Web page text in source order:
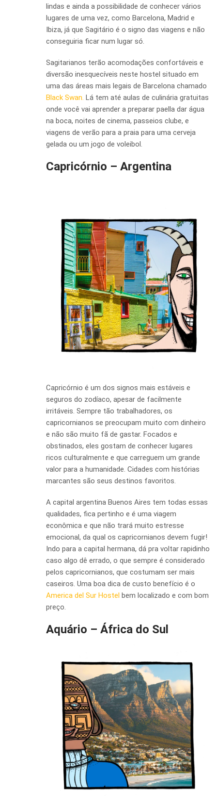
lindas e ainda a possibilidade de conhecer vários
lugares de uma vez, como Barcelona, Madrid e
Ibiza, já que Sagitário é o signo das viagens e não
conseguiria ficar num lugar só.
Sagitarianos terão acomodações confortáveis e
diversão inesquecíveis neste hostel situado em
uma das áreas mais legais de Barcelona chamado
Black Swan. Lá tem até aulas de culinária gratuitas
onde você vai aprender a preparar paella dar água
na boca, noites de cinema, passeios clube, e
viagens de verão para a praia para uma cerveja
gelada ou um jogo de voleibol.
Capricórnio – Argentina
Capricórnio é um dos signos mais estáveis e
seguros do zodíaco, apesar de facilmente
irritáveis. Sempre tão trabalhadores, os
capricornianos se preocupam muito com dinheiro
e não são muito fã de gastar. Focados e
obstinados, eles gostam de conhecer lugares
ricos culturalmente e que carreguem um grande
valor para a humanidade. Cidades com histórias
marcantes são seus destinos favoritos.
A capital argentina Buenos Aires tem todas essas
qualidades, fica pertinho e é uma viagem
econômica e que não trará muito estresse
emocional, da qual os capricornianos devem fugir!
Indo para a capital hermana, dá pra voltar rapidinho
caso algo dê errado, o que sempre é considerado
pelos capricornianos, que costumam ser mais
caseiros. Uma boa dica de custo benefício é o
America del Sur Hostel bem localizado e com bom
preço.
Aquário – África do Sul